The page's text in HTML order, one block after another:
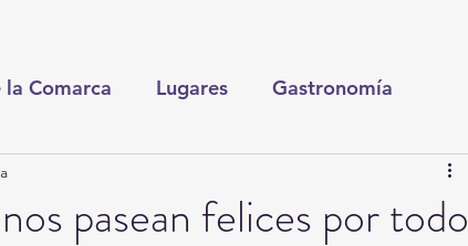
Comarca Lugares Gastronomía
Cultura y Espectáculos Torreón
pasean felices por todo